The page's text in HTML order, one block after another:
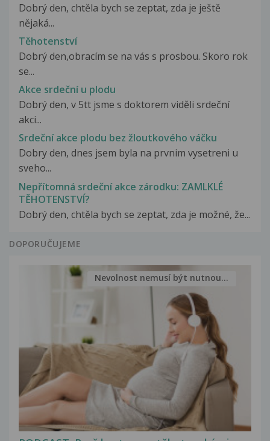
Dobrý den, chtěla bych se zeptat, zda je ještě
nějaká...
Těhotenství
Dobrý den,obracím se na vás s prosbou. Skoro rok
se...
Akce srdeční u plodu
Dobrý den, v 5tt jsme s doktorem viděli srdeční
akci...
Srdeční akce plodu bez žloutkového váčku
Dobry den, dnes jsem byla na prvnim vysetreni u
sveho...
Nepřítomná srdeční akce zárodku: ZAMLKLÉ
TĚHOTENSTVÍ?
Dobrý den, chtěla bych se zeptat, zda je možné, že...
DOPORUČUJEME
Nevolnost nemusí být nutnou...